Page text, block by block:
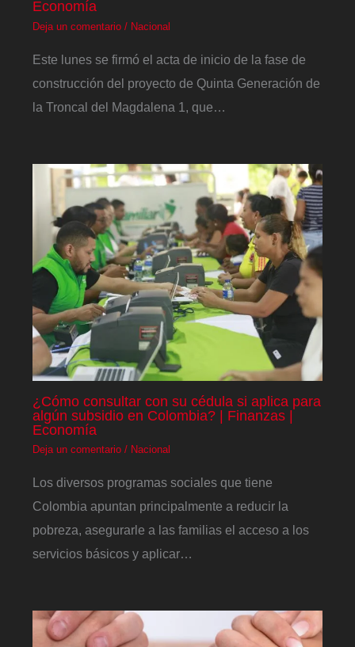
Economía
Deja un comentario / Nacional
Este lunes se firmó el acta de inicio de la fase de
construcción del proyecto de Quinta Generación de
la Troncal del Magdalena 1, que…
¿Cómo consultar con su cédula si aplica para
algún subsidio en Colombia? | Finanzas |
Economía
Deja un comentario / Nacional
Los diversos programas sociales que tiene
Colombia apuntan principalmente a reducir la
pobreza, asegurarle a las familias el acceso a los
servicios básicos y aplicar…